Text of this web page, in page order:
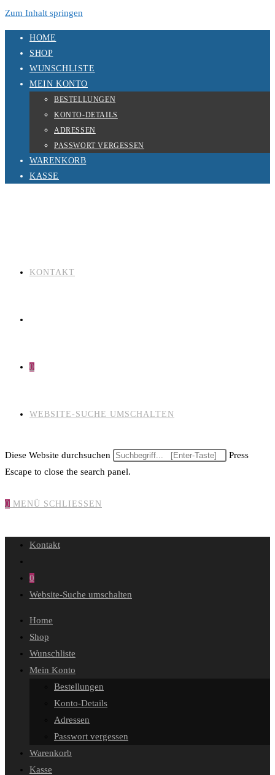
Zum Inhalt springen
HOME
SHOP
WUNSCHLISTE
MEIN KONTO
BESTELLUNGEN
KONTO-DETAILS
ADRESSEN
PASSWORT VERGESSEN
WARENKORB
KASSE
KONTAKT
0
WEBSITE-SUCHE UMSCHALTEN
Diese Website durchsuchen
Press
Escape to close the search panel.
0 MENÜ SCHLIESSEN
Kontakt
0
Website-Suche umschalten
Home
Shop
Wunschliste
Mein Konto
Bestellungen
Konto-Details
Adressen
Passwort vergessen
Warenkorb
Kasse